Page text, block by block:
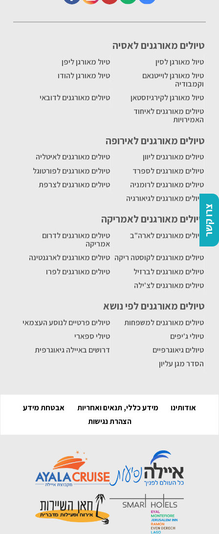
צרו קשר
טיולים מאורגנים לאסיה
טיול מאורגן לסין
טיול מאורגן ליפן
טיול מאורגן לוייטנאם
וקמבודיה
טיול מאורגן להודו
טיול מאורגן לקירגיזסטאן
טיולים מאורגנים לדובאי
טיולים מאורגנים לאיחוד
האמירויות
טיולים מאורגנים לאירופה
טיולים מאורגנים ליוון
טיולים מאורגנים לאיטליה
טיולים מאורגנים לספרד
טיולים מאורגנים לפורטוגל
טיולים מאורגנים לרומניה
טיולים מאורגנים לצרפת
טיולים מאורגנים לגיאורגיה
טיולים מאורגנים לאמריקה
טיולים מאורגנים לארה"ב
טיולים מאורגנים לדרום
אמריקה
טיולים מאורגנים לקוסטה ריקה טיולים מאורגנים לארגנטינה
טיולים מאורגנים לברזיל
טיולים מאורגנים לפרו
טיולים מאורגנים לצ'ילה
טיולים מאורגנים לפי נושא
טיולים מאורגנים למשפחות
טיולים פרטיים לנוסע העצמאי
טיולי ג'יפים
טיולי ספארי
טיולים גיאוגרפיים
דרושים באיילה גיאוגרפית
הסדר מגן עליון
אודותינו מידע כללי, תנאים ואחריות
אבטחת מידע
הצהרת נגישות